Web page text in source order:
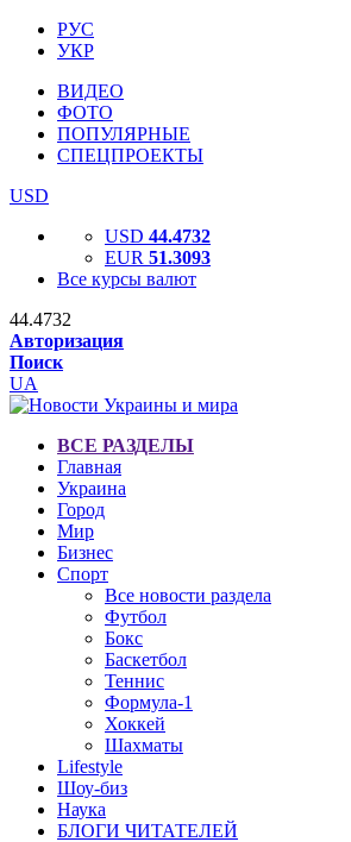
РУС
УКР
ВИДЕО
ФОТО
ПОПУЛЯРНЫЕ
СПЕЦПРОЕКТЫ
USD
USD 44.4732
EUR 51.3093
Все курсы валют
44.4732
Авторизация
Поиск
UA
ВСЕ РАЗДЕЛЫ
Главная
Украина
Город
Мир
Бизнес
Спорт
Все новости раздела
Футбол
Бокс
Баскетбол
Теннис
Формула-1
Хоккей
Шахматы
Lifestyle
Шоу-биз
Наука
БЛОГИ ЧИТАТЕЛЕЙ